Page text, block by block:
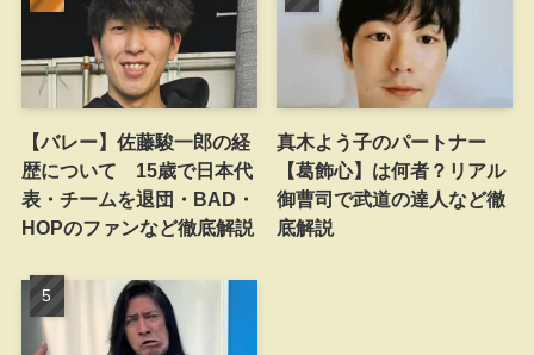
【バレー】佐藤駿一郎の経
歴について 15歳で日本代
表・チームを退団・BAD・
HOPのファンなど徹底解説
真木よう子のパートナー
【葛飾心】は何者？リアル
御曹司で武道の達人など徹
底解説